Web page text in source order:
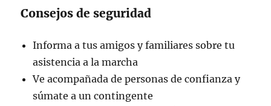
Consejos de seguridad
Informa a tus amigos y familiares sobre tu
asistencia a la marcha
Ve acompañada de personas de confianza y
súmate a un contingente